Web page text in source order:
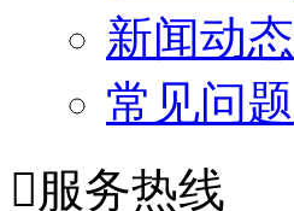
新闻动态
常见问题
服务热线